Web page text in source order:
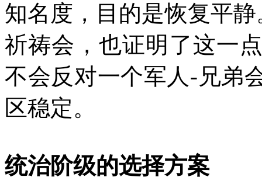
知名度，目的是恢复平静
祈祷会，也证明了这一
不会反对一个军人 - 兄弟
区稳定。
统治阶级的选择方案